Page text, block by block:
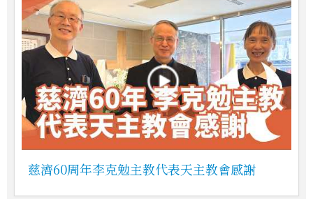
慈濟60周年李克勉主教代表天主教會感謝